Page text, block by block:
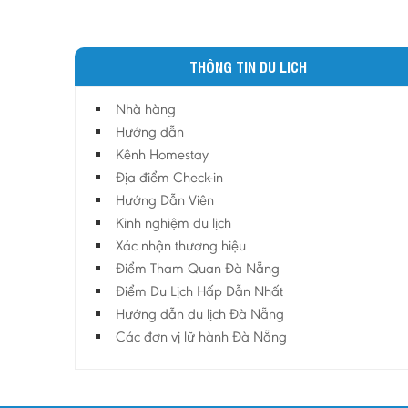
THÔNG TIN DU LICH
Nhà hàng
Hướng dẫn
Kênh Homestay
Địa điểm Check-in
Hướng Dẫn Viên
Kinh nghiệm du lịch
Xác nhận thương hiệu
Điểm Tham Quan Đà Nẵng
Điểm Du Lịch Hấp Dẫn Nhất
Hướng dẫn du lịch Đà Nẵng
Các đơn vị lữ hành Đà Nẵng